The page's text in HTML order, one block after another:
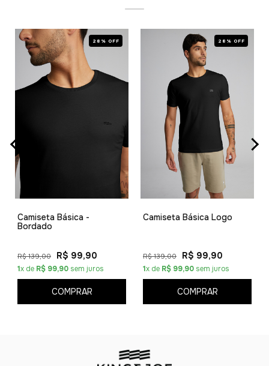
28% OFF
Camiseta Básica -
Bordado
R$ 139,00 R$ 99,90
1x de R$ 99,90 sem juros
COMPRAR
28% OFF
Camiseta Básica Logo
R$ 139,00 R$ 99,90
1x de R$ 99,90 sem juros
COMPRAR